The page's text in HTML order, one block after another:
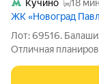
Кучино
18
ЖК «Новоград
Лот: 69516.
Отличная
этаже 22-